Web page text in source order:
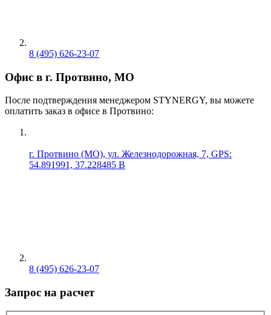
8 (495) 626-23-07
Офис в г. Протвино, МО
После подтверждения менеджером STYNERGY, вы можете
оплатить заказ в офисе в Протвино:
г. Протвино (МО), ул. Железнодорожная, 7, GPS:
54.891991, 37.228485 В
8 (495) 626-23-07
Запрос на расчет